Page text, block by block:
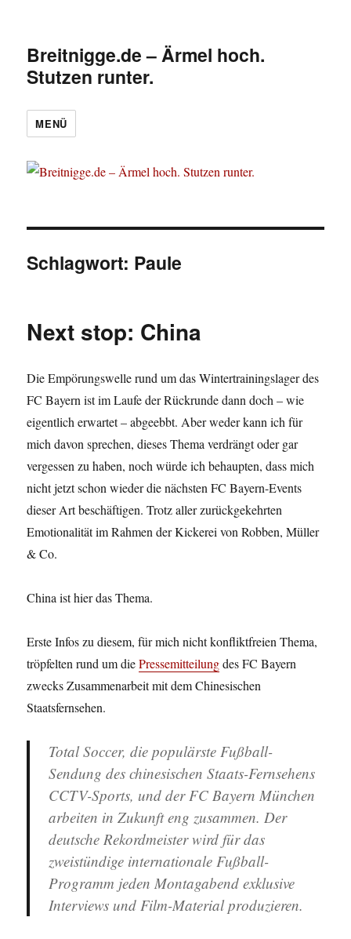
Breitnigge.de – Ärmel hoch.
Stutzen runter.
MENÜ
Schlagwort: Paule
Next stop: China
Die Empörungswelle rund um das Wintertrainingslager des
FC Bayern ist im Laufe der Rückrunde dann doch – wie
eigentlich erwartet – abgeebbt. Aber weder kann ich für
mich davon sprechen, dieses Thema verdrängt oder gar
vergessen zu haben, noch würde ich behaupten, dass mich
nicht jetzt schon wieder die nächsten FC Bayern-Events
dieser Art beschäftigen. Trotz aller zurückgekehrten
Emotionalität im Rahmen der Kickerei von Robben, Müller
& Co.
China ist hier das Thema.
Erste Infos zu diesem, für mich nicht konfliktfreien Thema,
tröpfelten rund um diePressemitteilungdes FC Bayern
zwecks Zusammenarbeit mit dem Chinesischen
Staatsfernsehen.
Total Soccer, die populärste Fußball-
Sendung des chinesischen Staats-Fernsehens
CCTV-Sports, und der FC Bayern München
arbeiten in Zukunft eng zusammen. Der
deutsche Rekordmeister wird für das
zweistündige internationale Fußball-
Programm jeden Montagabend exklusive
Interviews und Film-Material produzieren.